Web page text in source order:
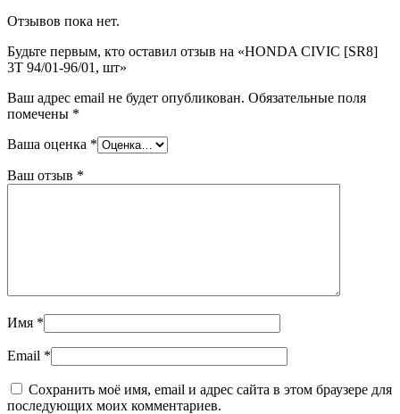
96/01,
Отзывов пока нет.
Будьте первым, кто оставил отзыв на «HONDA CIVIC [SR8]
3T 94/01-96/01, шт»
Ваш адрес email не будет опубликован. Обязательные поля
помечены *
Ваша оценка *
Ваш отзыв *
Имя *
Email *
Сохранить моё имя, email и адрес сайта в этом браузере для
последующих моих комментариев.